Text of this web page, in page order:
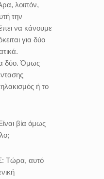
λοιπόν,
την
να κάνουμε
για δύο
δύο. Όμως
ή το
βία όμως
Τώρα, αυτό